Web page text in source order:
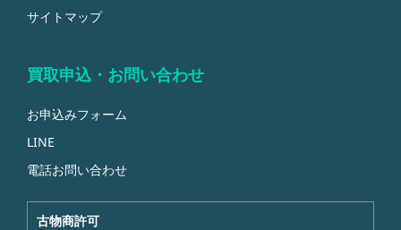
サイトマップ
買取申込・お問い合わせ
お申込みフォーム
LINE
電話お問い合わせ
古物商許可